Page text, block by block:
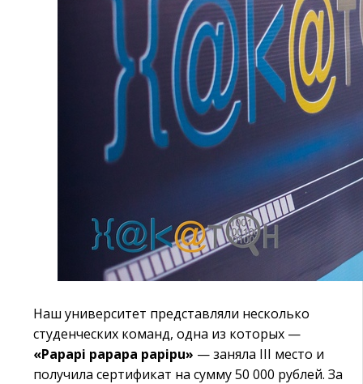
Наш университет представляли несколько
студенческих команд, одна из которых —
«Papapi papapa papipu» — заняла III место и
получила сертификат на сумму 50 000 рублей. За